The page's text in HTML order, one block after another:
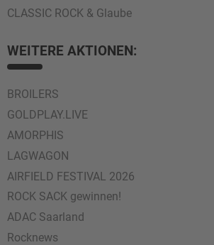
CLASSIC ROCK & Glaube
WEITERE AKTIONEN:
BROILERS
GOLDPLAY.LIVE
AMORPHIS
LAGWAGON
AIRFIELD FESTIVAL 2026
ROCK SACK gewinnen!
ADAC Saarland
Rocknews